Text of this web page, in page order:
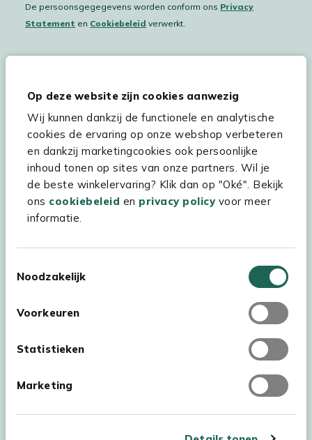
Op deze website zijn cookies aanwezig
Wij kunnen dankzij de functionele en analytische
cookies de ervaring op onze webshop verbeteren
en dankzij marketingcookies ook persoonlijke
inhoud tonen op sites van onze partners. Wil je
de beste winkelervaring? Klik dan op "Oké". Bekijk
ons cookiebeleid en privacy policyvoor meer
informatie.
Noodzakelijk
Voorkeuren
Statistieken
Marketing
De persoonsgegegevens worden conform ons Privacy
Statement en Cookiebeleid verwerkt.
Hulp & service
Assortiment
Kees Smit Tuinmeubelen
Experience Stores XXL